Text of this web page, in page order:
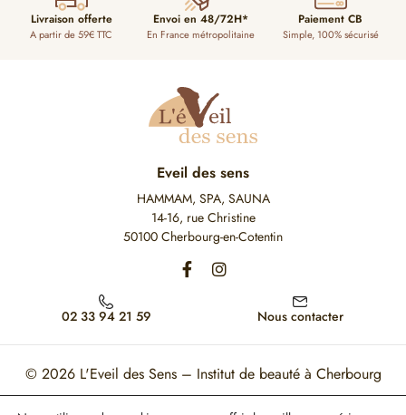
Livraison offerte
A partir de 59€ TTC
Envoi en 48/72H*
En France métropolitaine
Paiement CB
Simple, 100% sécurisé
Eveil des sens
HAMMAM, SPA, SAUNA
14-16, rue Christine
50100 Cherbourg-en-Cotentin
02 33 94 21 59 Nous contacter
© 2026 L'Eveil des Sens – Institut de beauté à Cherbourg
Mon Compte Mentions légales CGV